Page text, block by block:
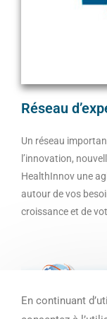
Réseau
Un réseau
l’innovation,
HealthInnov une
autour de vos
croissance et de
En continuant